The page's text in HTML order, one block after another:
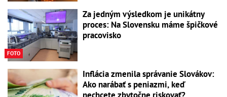
FOTO
Za jedným výsledkom je unikátny
proces: Na Slovensku máme špičkové
pracovisko
Inflácia zmenila správanie Slovákov:
Ako narábať s peniazmi, keď